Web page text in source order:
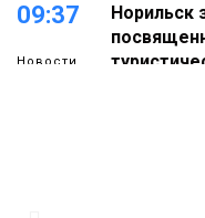
09:37
Новости
Норильск